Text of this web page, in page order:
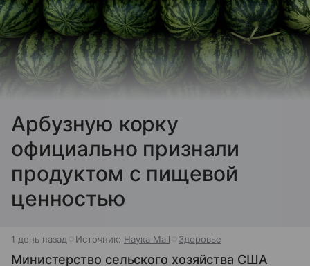
Арбузную корку
официально признали
продуктом с пищевой
ценностью
1 день назад Источник: Наука Mail Здоровье
Министерство сельского хозяйства США